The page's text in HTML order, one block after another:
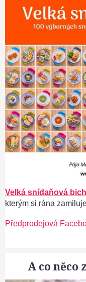
Velká snídaňová
kterým si rána
Předprodejová
A co